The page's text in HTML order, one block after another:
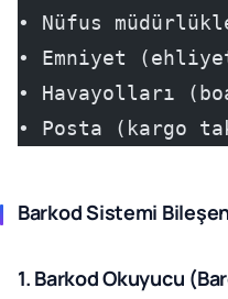
• Nüfus
• Emniyet
• Havayolları
• Posta (kargo
Barkod Sistemi
1. Barkod Okuyucu